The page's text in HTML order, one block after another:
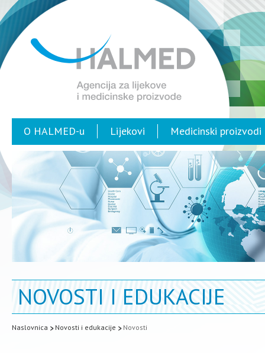
O HALMED-u Lijekovi Medicinski proizvodi
NOVOSTI I EDUKACIJE
Naslovnica Novosti i edukacije Novosti